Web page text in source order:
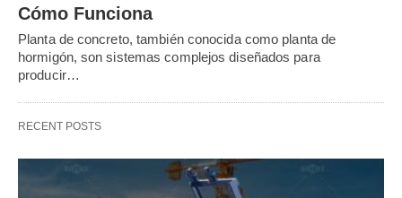
Cómo Funciona
Planta de concreto, también conocida como planta de
hormigón, son sistemas complejos diseñados para
producir…
RECENT POSTS